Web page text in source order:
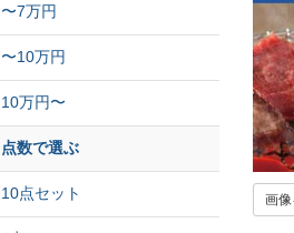
画
〜7万円
〜10万円
10万円〜
点数で選ぶ
10点セット